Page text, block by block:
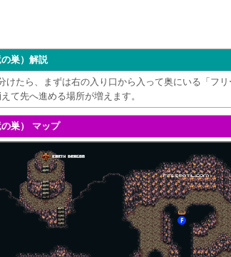
巣）解説
けたら、まずは右の入り口から入って奥にいる「フ
て先へ進める場所が増えます。
巣） マップ